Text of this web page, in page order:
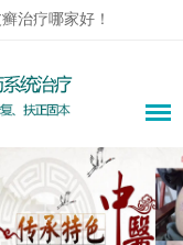
治疗哪家好！